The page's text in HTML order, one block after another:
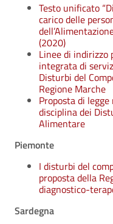
Testo unificato
carico delle
(2020)
Linee di indirizzo
integrata di
Disturbi del
Regione Marche
Proposta di
disciplina dei
Alimentare
Piemonte
I disturbi del
proposta della
diagnostico-
Sardegna